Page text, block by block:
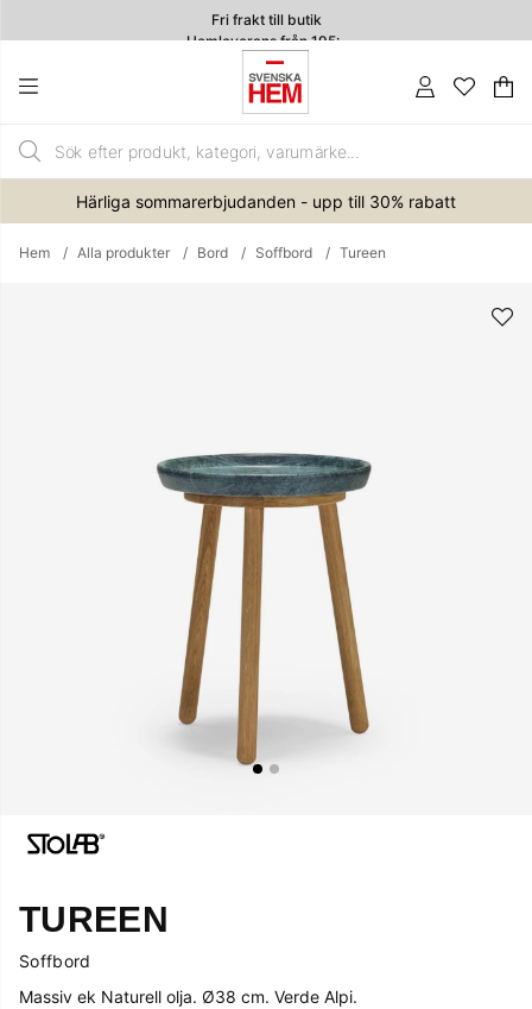
Fri frakt till butik
Hemleverans från 195:-
.
Härliga sommarerbjudanden - upp till 30% rabatt
Hem Alla produkter Bord Soffbord Tureen
TUREEN
Soffbord
Massiv ek Naturell olja. Ø38 cm. Verde Alpi.